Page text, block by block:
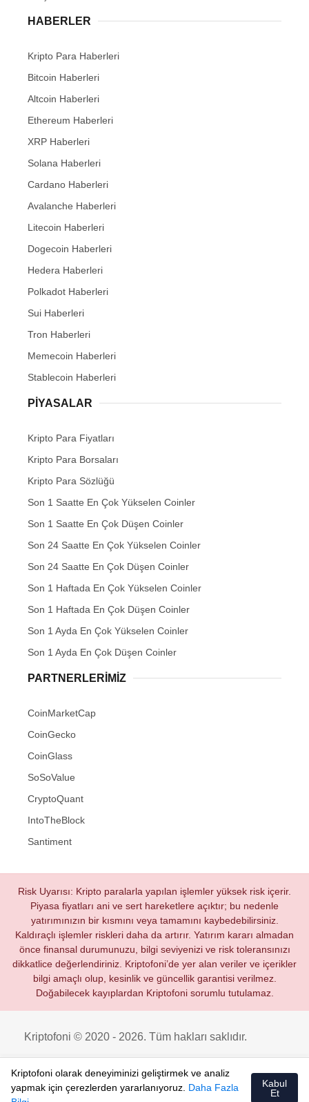
HABERLER
Kripto Para Haberleri
Bitcoin Haberleri
Altcoin Haberleri
Ethereum Haberleri
XRP Haberleri
Solana Haberleri
Cardano Haberleri
Avalanche Haberleri
Litecoin Haberleri
Dogecoin Haberleri
Hedera Haberleri
Polkadot Haberleri
Sui Haberleri
Tron Haberleri
Memecoin Haberleri
Stablecoin Haberleri
PIYASALAR
Kripto Para Fiyatları
Kripto Para Borsaları
Kripto Para Sözlüğü
Son 1 Saatte En Çok Yükselen Coinler
Son 1 Saatte En Çok Düşen Coinler
Son 24 Saatte En Çok Yükselen Coinler
Son 24 Saatte En Çok Düşen Coinler
Son 1 Haftada En Çok Yükselen Coinler
Son 1 Haftada En Çok Düşen Coinler
Son 1 Ayda En Çok Yükselen Coinler
Son 1 Ayda En Çok Düşen Coinler
PARTNERLERIMIZ
CoinMarketCap
CoinGecko
CoinGlass
SoSoValue
CryptoQuant
IntoTheBlock
Santiment
Risk Uyarısı: Kripto paralarla yapılan işlemler yüksek risk içerir.
Piyasa fiyatları ani ve sert hareketlere açıktır; bu nedenle
yatırımınızın bir kısmını veya tamamını kaybedebilirsiniz.
Kaldıraçlı işlemler riskleri daha da artırır. Yatırım kararı almadan
önce finansal durumunuzu, bilgi seviyenizi ve risk toleransınızı
dikkatlice değerlendiriniz. Kriptofoni’de yer alan veriler ve içerikler
bilgi amaçlı olup, kesinlik ve güncellik garantisi verilmez.
Doğabilecek kayıplardan Kriptofoni sorumlu tutulamaz.
Kriptofoni © 2020 - 2026. Tüm hakları saklıdır.
Kriptofoni olarak deneyiminizi geliştirmek ve analiz
yapmak için çerezlerden yararlanıyoruz. Daha Fazla
Kabul
Et